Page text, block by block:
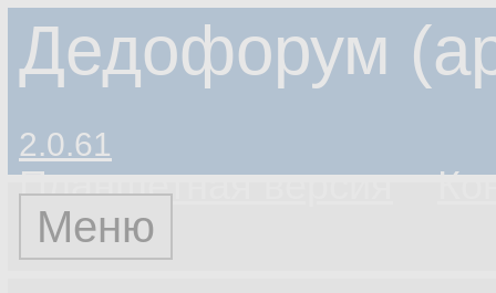
Дедофорум
2.0.61
Планшетная версия
Меню